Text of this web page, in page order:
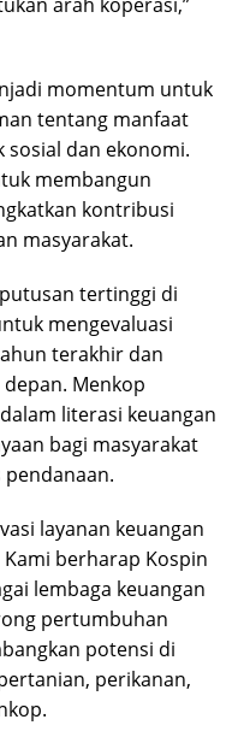
arah koperasi,”
momentum untuk
tentang manfaat
sosial dan ekonomi.
membangun
kontribusi
masyarakat.
tertinggi di
mengevaluasi
terakhir dan
Menkop
literasi keuangan
bagi masyarakat
layanan keuangan
berharap Kospin
lembaga keuangan
pertumbuhan
potensi di
perikanan,